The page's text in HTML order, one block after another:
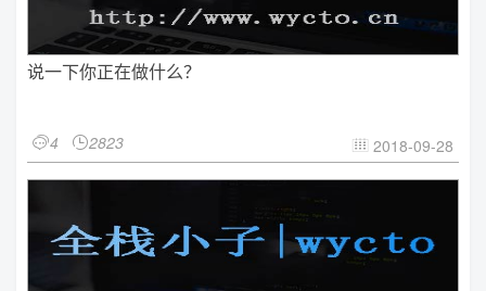
说一下你正在做什么？
4 2823  2018-09-28